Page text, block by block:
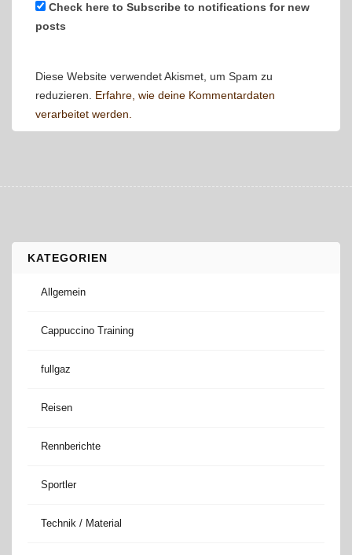
Check here to Subscribe to notifications for new
posts
Diese Website verwendet Akismet, um Spam zu
reduzieren. Erfahre, wie deine Kommentardaten
verarbeitet werden.
KATEGORIEN
Allgemein
Cappuccino Training
fullgaz
Reisen
Rennberichte
Sportler
Technik / Material